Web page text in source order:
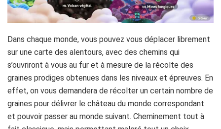
Dans chaque monde, vous pouvez vous déplacer librement
sur une carte des alentours, avec des chemins qui
s’ouvriront à vous au fur et à mesure de la récolte des
graines prodiges obtenues dans les niveaux et épreuves. En
effet, on vous demandera de récolter un certain nombre de
graines pour délivrer le château du monde correspondant
et pouvoir passer au monde suivant. Cheminement tout à